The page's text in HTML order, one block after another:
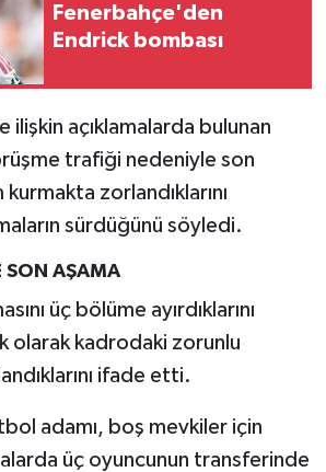
Fenerbahçe'den
Endrick bombası
ilişkin açıklamalarda bulunan
trafiği nedeniyle son
zorlandıklarını
sürdüğünü söyledi.
SON AŞAMA
üç bölüme ayırdıklarını
olarak kadrodaki zorunlu
ifade etti.
adamı, boş mevkiler için
üç oyuncunun transferinde